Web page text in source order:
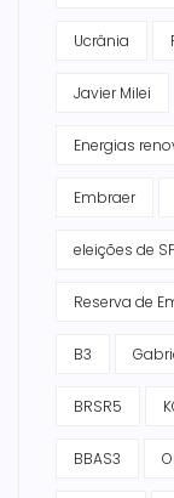
Ucrânia
Javier Milei
Energias
Embraer
eleições de
Reserva de
B3
BRSR5
BBAS3